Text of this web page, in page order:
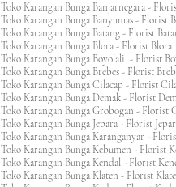
Toko Karangan Bunga Banjarnegara -
Toko Karangan Bunga Banyumas - Florist
Toko Karangan Bunga Batang - Florist
Toko Karangan Bunga Blora - Florist Blora
Toko Karangan Bunga Boyolali - Florist
Toko Karangan Bunga Brebes - Florist
Toko Karangan Bunga Cilacap - Florist
Toko Karangan Bunga Demak - Florist
Toko Karangan Bunga Grobogan - Florist
Toko Karangan Bunga Jepara - Florist
Toko Karangan Bunga Karanganyar -
Toko Karangan Bunga Kebumen - Florist
Toko Karangan Bunga Kendal - Florist
Toko Karangan Bunga Klaten - Florist